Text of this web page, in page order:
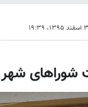
۱۹:۳۹